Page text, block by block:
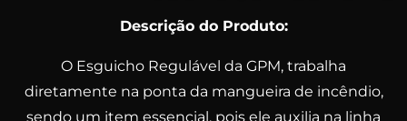
Descrição do Produto:
O Esguicho Regulável da GPM, trabalha
diretamente na ponta da mangueira de incêndio,
sendo um item essencial, pois ele auxilia na linha